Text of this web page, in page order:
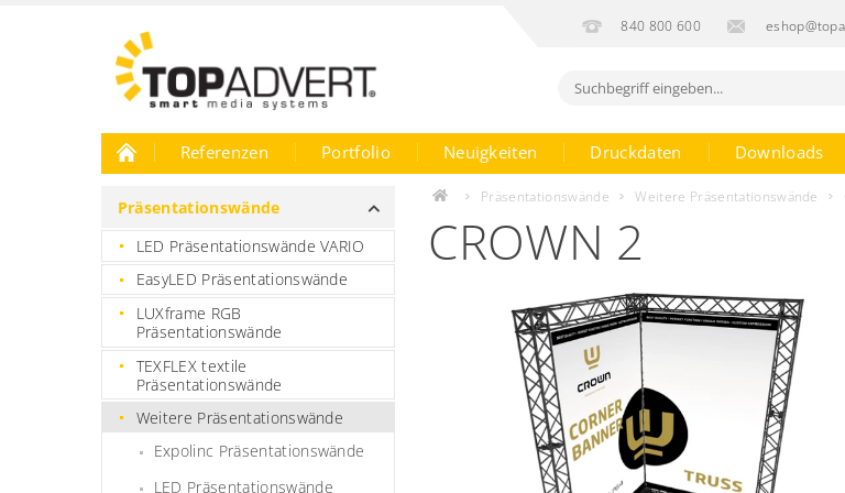
840 800 600
Referenzen Portfolio Neuigkeiten Druckdaten Downloads
Karriere
Präsentationswände
LED Präsentationswände VARIO
EasyLED Präsentationswände
LUXframe RGB
Präsentationswände
TEXFLEX textile
Präsentationswände
Weitere Präsentationswände
Expolinc Präsentationswände
LED Präsentationswände
Präsentationswände Weitere Präsentationswände
CROWN 2